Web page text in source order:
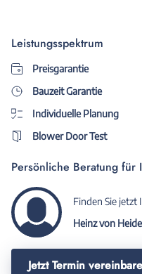
Leistungsspektrum
Preisgarantie
Bauzeit Garantie
Individuelle Planung
Blower Door Test
Persönliche Beratung
Finden Sie
Heinz von
Jetzt Termin